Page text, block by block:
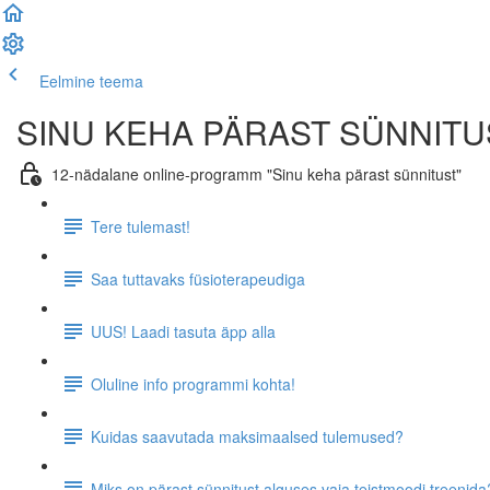
Eelmine teema
SINU KEHA PÄRAST
12-nädalane online-programm "Sinu keha pärast sünnitust"
Tere tulemast!
Saa tuttavaks füsioterapeudiga
UUS! Laadi tasuta äpp alla
Oluline info programmi kohta!
Kuidas saavutada maksimaalsed tulemused?